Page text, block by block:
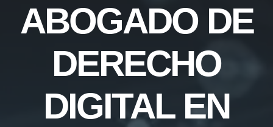
ABOGADO DE
DERECHO
DIGITAL EN